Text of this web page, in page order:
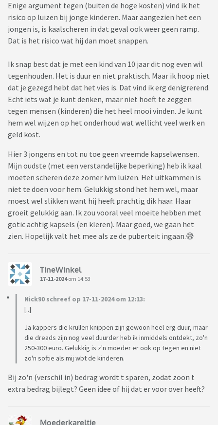
Enige argument tegen (buiten de hoge kosten) vind ik het
risico op luizen bij jonge kinderen. Maar aangezien het een
jongen is, is kaalscheren in dat geval ook weer geen ramp.
Dat is het risico wat hij dan moet snappen.
Ik snap best dat je met een kind van 10 jaar dit nog even wil
tegenhouden. Het is duur en niet praktisch. Maar ik hoop niet
dat je gezegd hebt dat het vies is. Dat vind ik erg denigrerend.
Echt iets wat je kunt denken, maar niet hoeft te zeggen
tegen mensen (kinderen) die het heel mooi vinden. Je kunt
hem wel wijzen op het onderhoud wat wellicht veel werk en
geld kost.
Hier 3 jongens en tot nu toe geen vreemde kapselwensen.
Mijn oudste (met een verstandelijke beperking) heb ik kaal
moeten scheren deze zomer ivm luizen. Het uitkammen is
niet te doen voor hem. Gelukkig stond het hem wel, maar
moest wel slikken want hij heeft prachtig dik haar. Haar
groeit gelukkig aan. Ik zou vooral veel moeite hebben met
gotic achtig kapsels (en kleren). Maar goed, we gaan het
zien. Hopelijk valt het mee als ze de puberteit ingaan.😅
TineWinkel
17-11-2024om 14:53
Nick90 schreef op 17-11-2024 om 12:13:
[..]
Ja kappers die krullen knippen zijn gewoon heel erg duur, maar
die dreads zijn nog veel duurder heb ik inmiddels ontdekt, zo'n
250-300 euro. Gelukkig is z'n moeder er ook op tegen en niet
zo'n softie als mij wbt de kinderen.
Bij zo'n (verschil in) bedrag wordt t sparen, zodat zoon t
extra bedrag bijlegt? Geen idee of hij dat er voor over heeft?
Moederkareltje